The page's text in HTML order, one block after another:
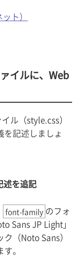
ト）
イルに、Web
ル（style.css）
を記述しましょ
述を追記
font-family のフォ
Sans JP Light」
（Noto Sans）
。